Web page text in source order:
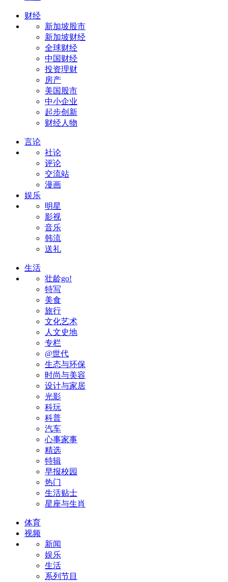
财经
新加坡股市
新加坡财经
全球财经
中国财经
投资理财
房产
美国股市
中小企业
起步创新
财经人物
言论
社论
评论
交流站
漫画
娱乐
明星
影视
音乐
韩流
送礼
生活
壮龄go!
特写
美食
旅行
文化艺术
人文史地
专栏
@世代
生态与环保
时尚与美容
设计与家居
光影
科玩
科普
汽车
心事家事
精选
特辑
早报校园
热门
生活贴士
星座与生肖
体育
视频
新闻
娱乐
生活
系列节目